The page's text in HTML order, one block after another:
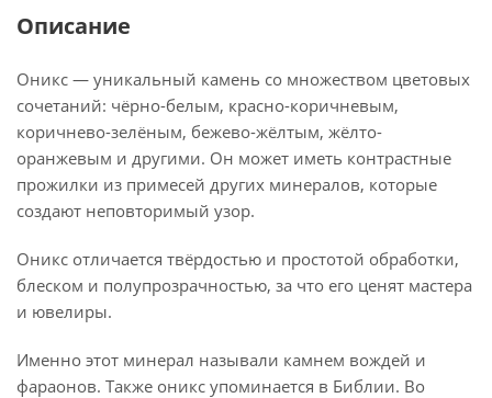
Описание
Оникс — уникальный камень со множеством цветовых
сочетаний: чёрно-белым, красно-коричневым,
коричнево-зелёным, бежево-жёлтым, жёлто-
оранжевым и другими. Он может иметь контрастные
прожилки из примесей других минералов, которые
создают неповторимый узор.
Оникс отличается твёрдостью и простотой обработки,
блеском и полупрозрачностью, за что его ценят мастера
и ювелиры.
Именно этот минерал называли камнем вождей и
фараонов. Также оникс упоминается в Библии. Во